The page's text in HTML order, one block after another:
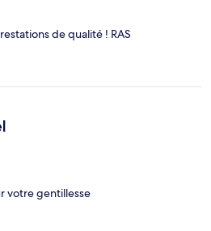
de qualité ! RAS
votre gentillesse